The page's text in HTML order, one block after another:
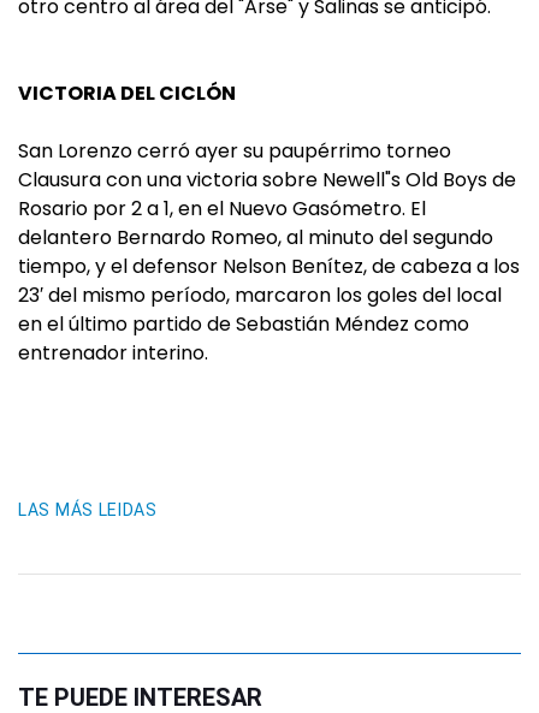
otro centro al área del "Arse" y Salinas se anticipó.
VICTORIA DEL CICLÓN
San Lorenzo cerró ayer su paupérrimo torneo
Clausura con una victoria sobre Newell"s Old Boys de
Rosario por 2 a 1, en el Nuevo Gasómetro. El
delantero Bernardo Romeo, al minuto del segundo
tiempo, y el defensor Nelson Benítez, de cabeza a los
23′ del mismo período, marcaron los goles del local
en el último partido de Sebastián Méndez como
entrenador interino.
LAS MÁS LEIDAS
TE PUEDE INTERESAR